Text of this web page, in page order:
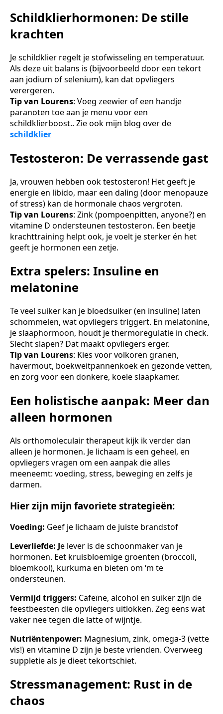
Schildklierhormonen: De stille
krachten
Je schildklier regelt je stofwisseling en temperatuur.
Als deze uit balans is (bijvoorbeeld door een tekort
aan jodium of selenium), kan dat opvliegers
verergeren.
Tip van Lourens: Voeg zeewier of een handje
paranoten toe aan je menu voor een
schildklierboost.. Zie ook mijn blog over de
schildklier
Testosteron: De verrassende gast
Ja, vrouwen hebben ook testosteron! Het geeft je
energie en libido, maar een daling (door menopauze
of stress) kan de hormonale chaos vergroten.
Tip van Lourens: Zink (pompoenpitten, anyone?) en
vitamine D ondersteunen testosteron. Een beetje
krachttraining helpt ook, je voelt je sterker én het
geeft je hormonen een zetje.
Extra spelers: Insuline en
melatonine
Te veel suiker kan je bloedsuiker (en insuline) laten
schommelen, wat opvliegers triggert. En melatonine,
je slaaphormoon, houdt je thermoregulatie in check.
Slecht slapen? Dat maakt opvliegers erger.
Tip van Lourens: Kies voor volkoren granen,
havermout, boekweitpannenkoek en gezonde vetten,
en zorg voor een donkere, koele slaapkamer.
Een holistische aanpak: Meer dan
alleen hormonen
Als orthomoleculair therapeut kijk ik verder dan
alleen je hormonen. Je lichaam is een geheel, en
opvliegers vragen om een aanpak die alles
meeneemt: voeding, stress, beweging en zelfs je
darmen.
Hier zijn mijn favoriete strategieën:
Voeding: Geef je lichaam de juiste brandstof
Leverliefde: Je lever is de schoonmaker van je
hormonen. Eet kruisbloemige groenten (broccoli,
bloemkool), kurkuma en bieten om ‘m te
ondersteunen.
Vermijd triggers: Cafeïne, alcohol en suiker zijn de
feestbeesten die opvliegers uitlokken. Zeg eens wat
vaker nee tegen die latte of wijntje.
Nutriëntenpower: Magnesium, zink, omega-3 (vette
vis!) en vitamine D zijn je beste vrienden. Overweeg
suppletie als je dieet tekortschiet.
Stressmanagement: Rust in de
chaos